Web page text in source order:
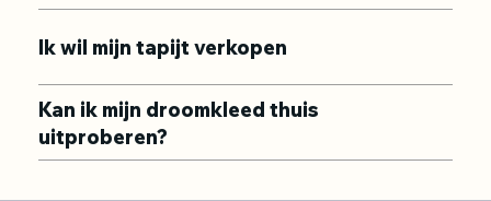
Ik wil mijn tapijt verkopen
Kan ik mijn droomkleed thuis
uitproberen?